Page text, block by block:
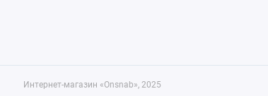
Интернет-магазин «Onsnab», 2025